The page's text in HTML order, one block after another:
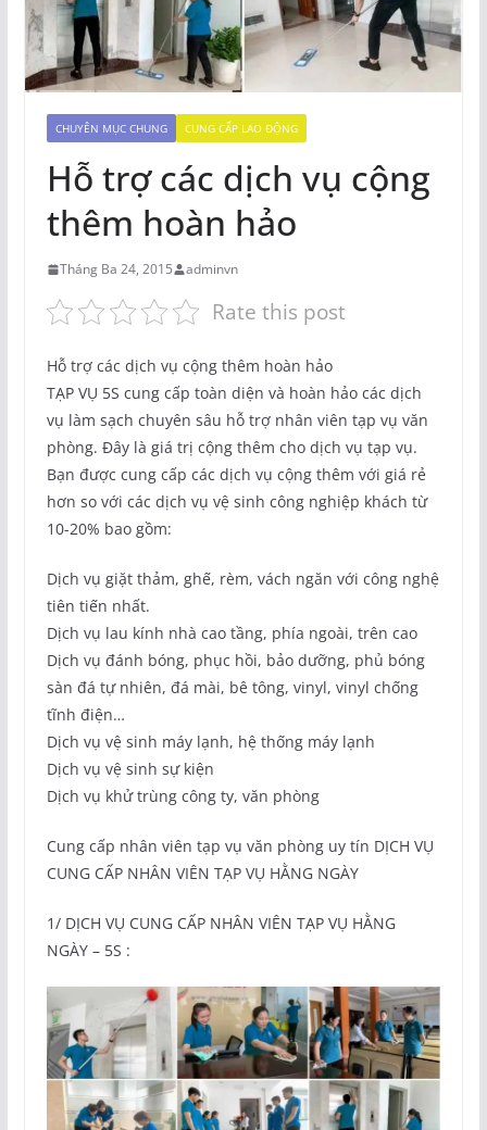
CHUYÊN MỤC CHUNG CUNG CẤP LAO ĐỘNG
Hỗ trợ các dịch vụ cộng
thêm hoàn hảo
Tháng Ba 24, 2015 adminvn
Rate this post
Hỗ trợ các dịch vụ cộng thêm hoàn hảo
TẠP VỤ 5S cung cấp toàn diện và hoàn hảo các dịch
vụ làm sạch chuyên sâu hỗ trợ nhân viên tạp vụ văn
phòng. Đây là giá trị cộng thêm cho dịch vụ tạp vụ.
Bạn được cung cấp các dịch vụ cộng thêm với giá rẻ
hơn so với các dịch vụ vệ sinh công nghiệp khách từ
10-20% bao gồm:
Dịch vụ giặt thảm, ghế, rèm, vách ngăn với công nghệ
tiên tiến nhất.
Dịch vụ lau kính nhà cao tầng, phía ngoài, trên cao
Dịch vụ đánh bóng, phục hồi, bảo dưỡng, phủ bóng
sàn đá tự nhiên, đá mài, bê tông, vinyl, vinyl chống
tĩnh điện…
Dịch vụ vệ sinh máy lạnh, hệ thống máy lạnh
Dịch vụ vệ sinh sự kiện
Dịch vụ khử trùng công ty, văn phòng
Cung cấp nhân viên tạp vụ văn phòng uy tín DỊCH VỤ
CUNG CẤP NHÂN VIÊN TẠP VỤ HẰNG NGÀY
1/ DỊCH VỤ CUNG CẤP NHÂN VIÊN TẠP VỤ HẰNG
NGÀY – 5S :